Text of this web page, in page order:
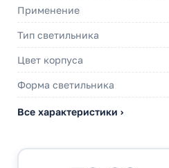
Применение
Тип светильника
Цвет корпуса
Форма светильника
Все характеристики ›